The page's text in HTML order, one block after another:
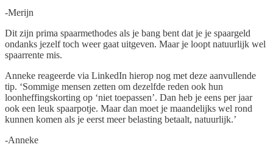
-Merijn
Dit zijn prima spaarmethodes als je bang bent dat je je spaargeld
ondanks jezelf toch weer gaat uitgeven. Maar je loopt natuurlijk wel
spaarrente mis.
Anneke reageerde via LinkedIn hierop nog met deze aanvullende
tip. ‘Sommige mensen zetten om dezelfde reden ook hun
loonheffingskorting op ‘niet toepassen’. Dan heb je eens per jaar
ook een leuk spaarpotje. Maar dan moet je maandelijks wel rond
kunnen komen als je eerst meer belasting betaalt, natuurlijk.’
-Anneke